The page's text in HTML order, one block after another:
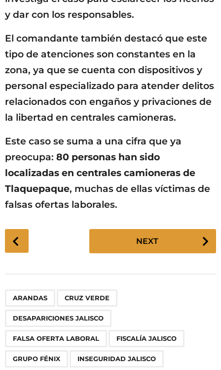
y dar con los responsables.
El comandante también destacó que este
tipo de atenciones son constantes en la
zona, ya que se cuenta con dispositivos y
personal especializado para atender delitos
relacionados con engaños y privaciones de
la libertad en centrales camioneras.
Este caso se suma a una cifra que ya
preocupa: 80 personas han sido
localizadas en centrales camioneras de
Tlaquepaque, muchas de ellas víctimas de
falsas ofertas laborales.
P
o
NEXT
ARANDAS CRUZ VERDE
DESAPARICIONES JALISCO
FALSA OFERTA LABORAL FISCALÍA JALISCO
GRUPO FÉNIX INSEGURIDAD JALISCO